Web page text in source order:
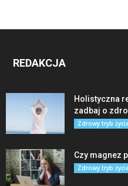
REDAKCJA
Holistyczna
zadbaj o
Zdrowy tryb życia
Czy magnez
Zdrowy tryb życia